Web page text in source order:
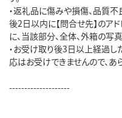
・返礼品に傷みや損傷、品質
後2日以内に【問合せ先】のア
に、当該部分、全体、外箱の写
・お受け取り後3日以上経過し
応はお受けできませんので、あ
--------------------